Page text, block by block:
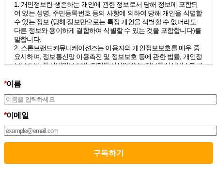
1. 개인정보란 생존하는 개인에 관한 정보로서 당해 정보에 포함되
어 있는 성명, 주민등록번호 등의 사항에 의하여 당해 개인을 식별할
수 있는 정보 (당해 정보만으로는 특정 개인을 식별할 수 없더라도
다른 정보와 용이하게 결합하여 식별할 수 있는 것을 포함합니다)를
말합니다.
2. 스톤브랜드커뮤니케이션즈는 이용자의 개인정보보호를 매우 중
요시하며, 정보통신망 이용촉진 및 정보보호 등에 관한 법률, 개인정
보보호법, 통신비밀보호법, 전기통신사업법 등 정보통신서비스제공
개인정보처리방침을 통하여 이용자가 제공하는 개인정보가 어떠한
치가 취해지고 있는지 알려드립니다.
선을 위하여 개정하는데 필요한 절차를 정하고 있으며, 개인정보처
리방침을 회사의 필요와 사회적 변화에 맞게 변경할 수 있습니다. 그
리고 개인정보처리방침을 개정하는 경우 버전번호 등을 부여하여
개정된 사항을 이용자께서 쉽게 알아볼 수 있도록 하고 있습니다.
02. 수집하는 개인정보의 항목 및 수집방법
*이름
*이메일